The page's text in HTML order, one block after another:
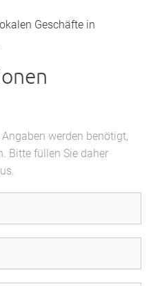
Geschäfte in
werden benötigt,
Bitte füllen Sie daher